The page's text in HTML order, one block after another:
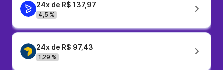
24x de R$ 137,97
4,5 %
24x de R$ 97,43
1,29 %